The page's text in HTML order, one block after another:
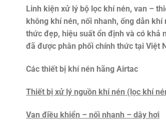
Linh kiện xử lý bộ lọc khí nén, van –
không khí nén, nối nhanh, ống dẫn
thức đẹp, hiệu suất ổn định và có khả
đã được phân phối chính thức tại Việt
Các thiết bị khí nén hãng Airtac
Thiết bị xử lý nguồn khí nén (lọc khí
Van điều khiển – nối nhanh – dây hơi